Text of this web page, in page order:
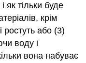
як тільки буде
крім
або (3)
воду і
вона набуває